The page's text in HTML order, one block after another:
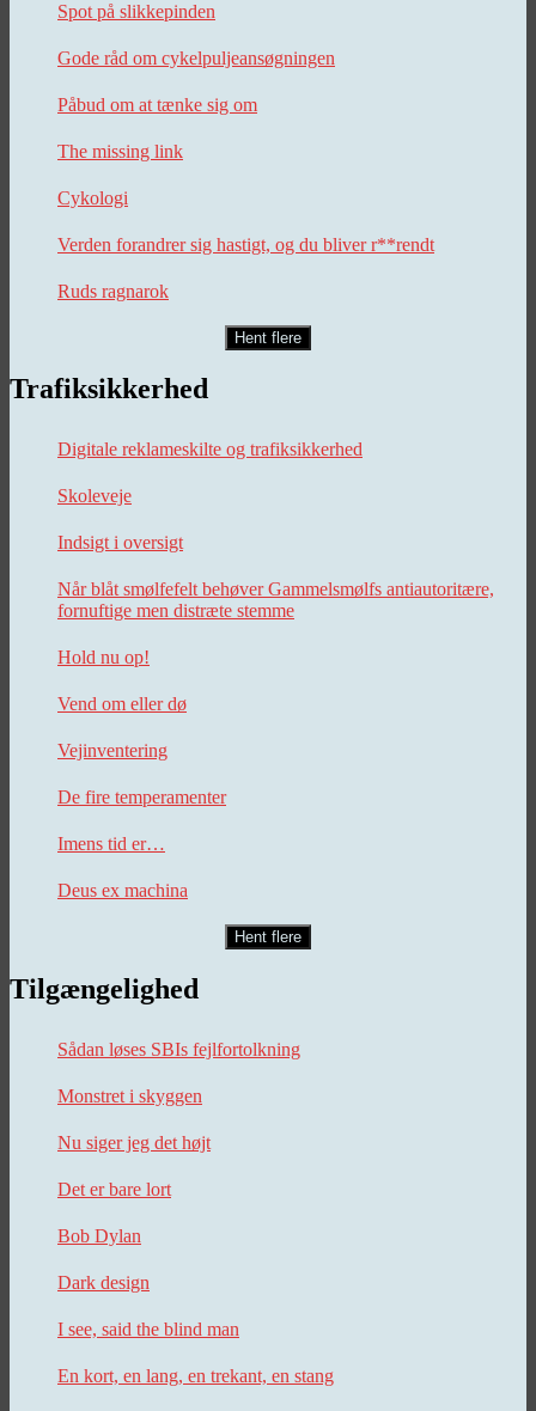
Spot på slikkepinden
Gode råd om cykelpuljeansøgningen
Påbud om at tænke sig om
The missing link
Cykologi
Verden forandrer sig hastigt, og du bliver r**rendt
Ruds ragnarok
Hent flere
Trafiksikkerhed
Digitale reklameskilte og trafiksikkerhed
Skoleveje
Indsigt i oversigt
Når blåt smølfefelt behøver Gammelsmølfs antiautoritære,
fornuftige men distræte stemme
Hold nu op!
Vend om eller dø
Vejinventering
De fire temperamenter
Imens tid er…
Deus ex machina
Hent flere
Tilgængelighed
Sådan løses SBIs fejlfortolkning
Monstret i skyggen
Nu siger jeg det højt
Det er bare lort
Bob Dylan
Dark design
I see, said the blind man
En kort, en lang, en trekant, en stang